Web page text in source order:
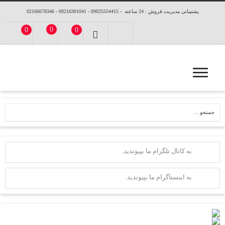
پشتیبانی مدیریت فروش : 24 ساعته - 09025554415 - 09216301041 - 02166678346
0 0 0
به کانال تلگرام ما بپیوندید.
به اینستاگرام ما بپیوندید.